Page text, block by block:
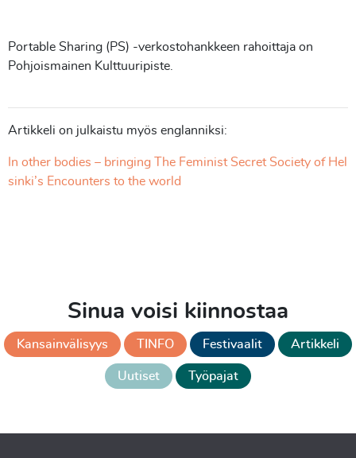
Portable Sharing (PS) -verkostohankkeen rahoittaja on
Pohjoismainen Kulttuuripiste.
Artikkeli on julkaistu myös englanniksi:
In other bodies – bringing The Feminist Secret Society of Hel
sinki’s Encounters to the world
Sinua voisi kiinnostaa
Kansainvälisyys TINFO Festivaalit Artikkeli
Uutiset Työpajat